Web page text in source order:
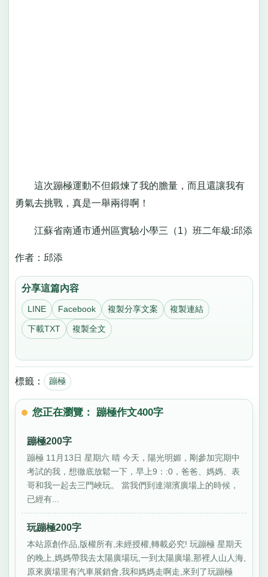
這次蹦極運動不但鍛煉了我的膽量，而且還讓我有
勇氣去挑戰，真是一舉兩得啊！
江蘇省南通市通州區實驗小學三（1）班二年級:邱添
作者：邱添
分享這篇內容
LINE Facebook 複製分享文案 複製連結
下載TXT 複製全文
標籤： 蹦極
您正在瀏覽： 蹦極作文400字
蹦極200字
蹦極 11月13日 星期六 晴 今天，陽光明媚，剛參加完期中
考試的我，想徹底放鬆一下，早上9：:0，爸爸、媽媽、表
哥和我一起去三門峽玩。 當我們到達湖濱廣場上的時候，
已經有...
玩蹦極200字
本站原創作品,版權所有,未經授權,轉載必究! 玩蹦極 星期天
的晚上,媽媽帶我去太陽廣場玩,一到太陽廣場,那裡人山人海,
原來廣場里有汽車展銷會,我和媽媽走啊走,來到了玩蹦極